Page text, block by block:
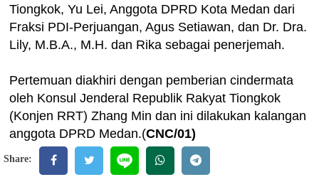
Tiongkok, Yu Lei, Anggota DPRD Kota Medan dari
Fraksi PDI-Perjuangan, Agus Setiawan, dan Dr. Dra.
Lily, M.B.A., M.H. dan Rika sebagai penerjemah.
Pertemuan diakhiri dengan pemberian cindermata
oleh Konsul Jenderal Republik Rakyat Tiongkok
(Konjen RRT) Zhang Min dan ini dilakukan kalangan
anggota DPRD Medan.(CNC/01)
Share: